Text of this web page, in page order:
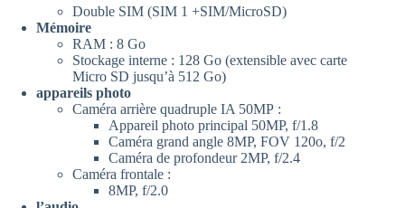
Double SIM (SIM 1 +SIM/MicroSD)
Mémoire
RAM : 8 Go
Stockage interne : 128 Go (extensible avec carte
Micro SD jusqu’à 512 Go)
appareils photo
Caméra arrière quadruple IA 50MP :
Appareil photo principal 50MP, f/1.8
Caméra grand angle 8MP, FOV 120o, f/2
Caméra de profondeur 2MP, f/2.4
Caméra frontale :
8MP, f/2.0